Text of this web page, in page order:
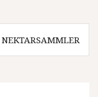
NEKTARSAMMLER